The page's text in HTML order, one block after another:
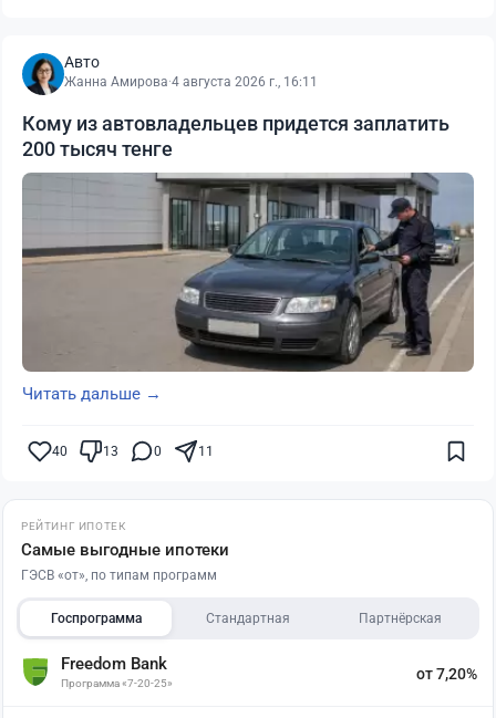
Авто
Жанна Амирова·4 августа 2026 г., 16:11
Кому из автовладельцев придется заплатить
200 тысяч тенге
Читать дальше →
40 13 0 11
РЕЙТИНГ ИПОТЕК
Самые выгодные ипотеки
ГЭСВ «от», по типам программ
Госпрограмма Стандартная Партнёрская
Freedom Bank
Программа «7-20-25»
от 7,20%